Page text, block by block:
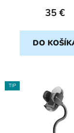
Mp3Tr-Fm-09,
35 €
DO
TIP